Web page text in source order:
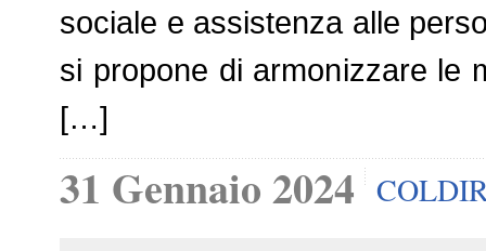
sociale e assistenza alle
si propone di armonizzare le
[…]
31 Gennaio 2024